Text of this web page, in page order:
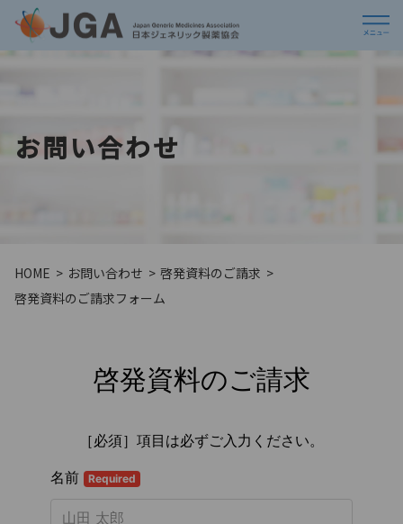
お問い合わせ
HOME お問い合わせ
啓発資料のご請求
啓発資料のご請求フォーム